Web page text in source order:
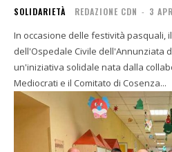
SOLIDARIETÀ REDAZIONE CDN - 3
In occasione delle festività pasquali,
dell'Ospedale Civile dell'Annunziata
un'iniziativa solidale nata dalla
Mediocrati e il Comitato di Cosenza...